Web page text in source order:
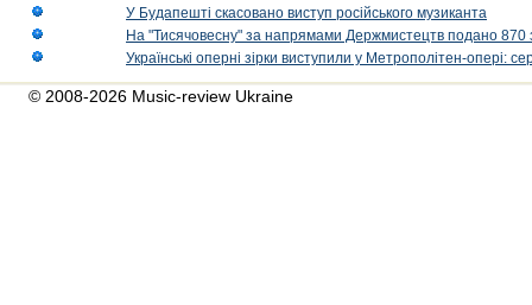
У Будапешті скасовано виступ російського музиканта
На "Тисячовесну" за напрямами Держмистецтв подано 870
Українські оперні зірки виступили у Метрополітен-опері:
© 2008-2026 Music-review Ukraine